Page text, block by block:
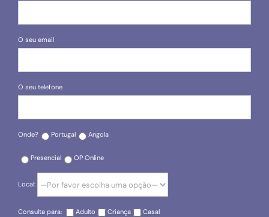
O seu email
O seu telefone
Onde? Portugal Angola
Presencial OP Online
Local:
Consulta para: Adulto Criança Casal